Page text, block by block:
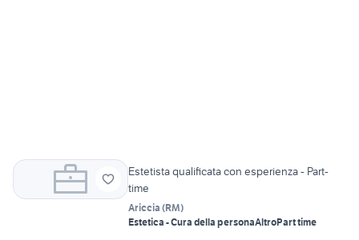
Estetista qualificata con esperienza - Part-
time
Ariccia (RM)
Estetica - Cura della personaAltroPart time